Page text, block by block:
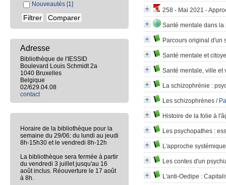
258 - Mai 2021 -
Santé mentale dans
Parcours original d'un
Santé mentale et
Santé mentale, ville et
La schizophrénie :
Les schizophrènes /
Histoire de la folie à
Les psychopathes :
L'approche
Les contes d'un
L'anti-Oedipe :
Nouveautés [1]
Adresse
Bibliothèque de l'IESSID
Boulevard Louis Schmidt 2a
1040 Bruxelles
Belgique
02/629.04.08
contact
Horaire de la bibliothèque pour la
semaine du 29/06: du lundi au jeudi
8h-15h30 et le vendredi 8h-12h
La bibliothèque sera fermée à partir
du vendredi 3 juillet jusqu'au 16
août inclus. Réouverture le 17 août
à 8h.